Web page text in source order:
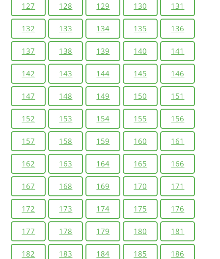
127 128 129 130 131
132 133 134 135 136
137 138 139 140 141
142 143 144 145 146
147 148 149 150 151
152 153 154 155 156
157 158 159 160 161
162 163 164 165 166
167 168 169 170 171
172 173 174 175 176
177 178 179 180 181
182 183 184 185 186